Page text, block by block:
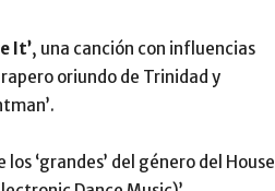
It’, una canción con influencias
oriundo de Trinidad y
‘grandes’ del género del House